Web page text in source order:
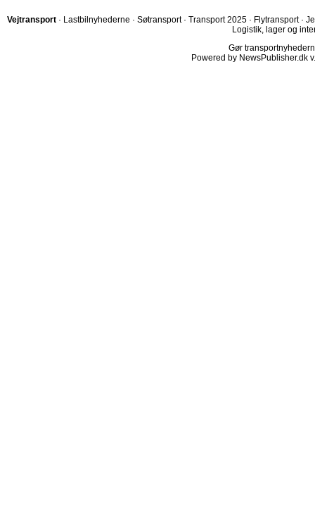
Vejtransport · Lastbilnyhederne · Søtransport · Transport 2025 · Flytransport ·
Logistik, lager og
Gør
Powered by NewsPublisher.dk